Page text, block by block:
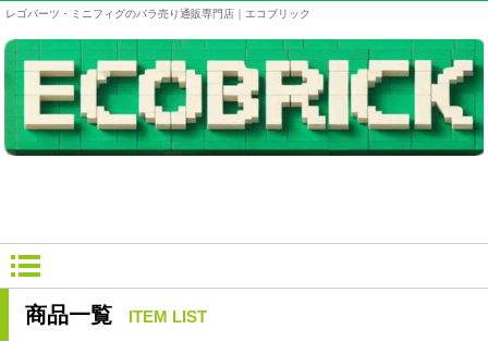
レゴパーツ・ミニフィグのバラ売り通販専門店｜エコブリック
商品一覧 ITEM LIST